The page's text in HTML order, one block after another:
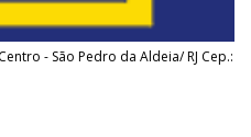
- São Pedro da Aldeia/ RJ Cep.: